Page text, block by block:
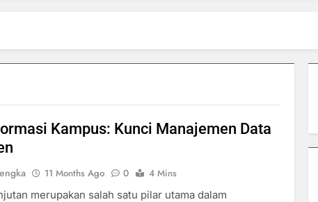
Kampus: Kunci Manajemen Data
11 Months Ago 0
4 Mins
merupakan salah satu pilar utama dalam